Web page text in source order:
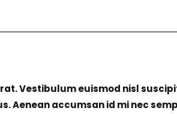
Vestibulum euismod nisl
Aenean accumsan id mi nec